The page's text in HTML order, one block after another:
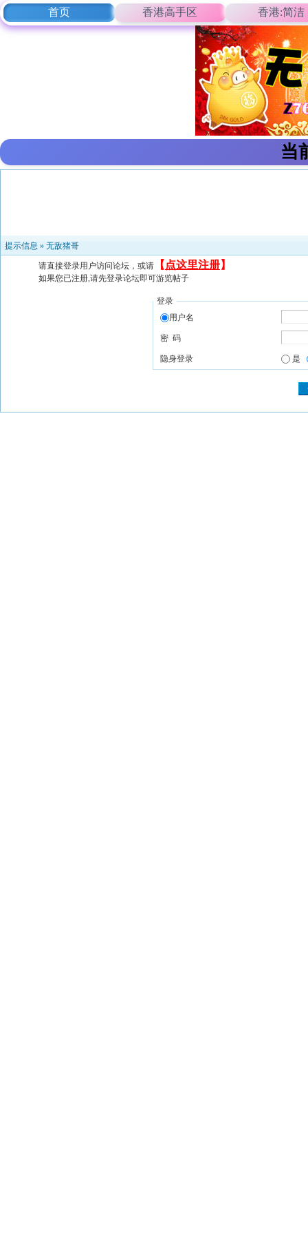
首页 香港高手区 香港:简洁
当
提示信息 » 无敌猪哥
请直接登录用户访问论坛，或请 【 点这里注册】
如果您已注册,请先登录论坛即可游览帖子
登录
用户名
密 码
隐身登录 是